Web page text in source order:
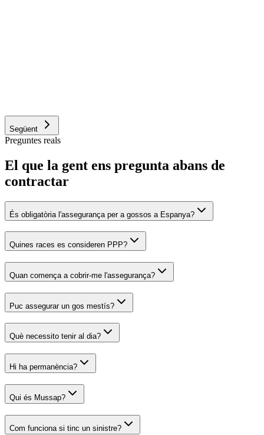
Següent
Preguntes reals
El que la gent ens pregunta abans de
contractar
És obligatòria l'assegurança per a gossos a Espanya?
Quines races es consideren PPP?
Quan comença a cobrir-me l'assegurança?
Puc assegurar un gos mestís?
Què necessito tenir al dia?
Hi ha permanència?
Qui és Mussap?
Com funciona si tinc un sinistre?